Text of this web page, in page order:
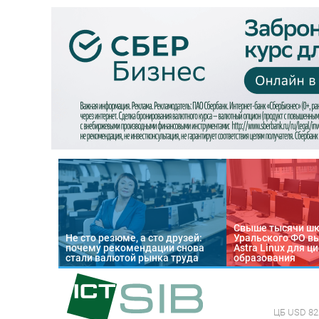
Не сто резюме, а сто друзей:
почему рекомендации снова
стали валютой рынка труда
Свыше тысячи
Уральского ФО
Astra Linux для
образования
ЦБ USD